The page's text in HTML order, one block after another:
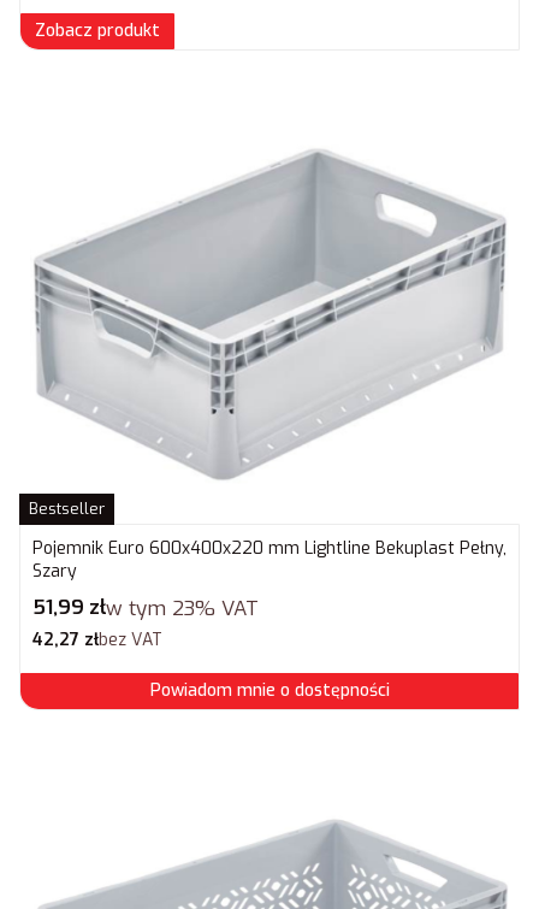
Zobacz produkt
Bestseller
Pojemnik Euro 600x400x220 mm Lightline Bekuplast Pełny,
Szary
Cena brutto
51,99 złw tym 23% VAT
Cena netto
42,27 złbez VAT
Powiadom mnie o dostępności